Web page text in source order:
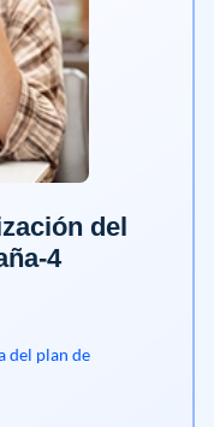
del
4
del plan de